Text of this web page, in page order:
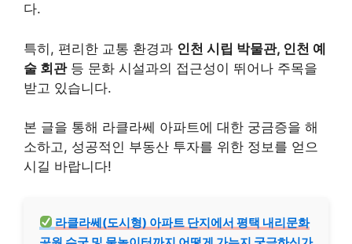
다.
특히, 편리한 교통 환경과 인천 시립 박물관, 인천 예
술 회관등 문화 시설과의 접근성이 뛰어나 주목을
받고 있습니다.
본 글을 통해 라클라쎄 아파트에 대한 궁금증을 해
소하고, 성공적인 부동산 투자를 위한 정보를 얻으
시길 바랍니다!
라클라쎄(도시형) 아파트 단지에서 평택 내리문화